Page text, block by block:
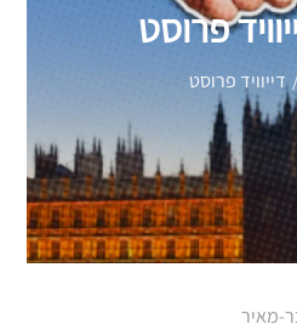
פרוסט
דייוויד פרוסט
מאיר